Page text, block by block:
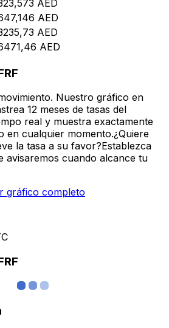
AED
AED
AED
AED
Nuestro gráfico en
12 meses de tasas del
real y muestra exactamente
en cualquier momento.¿Quiere
la tasa a su favor?Establezca
avisaremos cuando alcance tu
gráfico completo